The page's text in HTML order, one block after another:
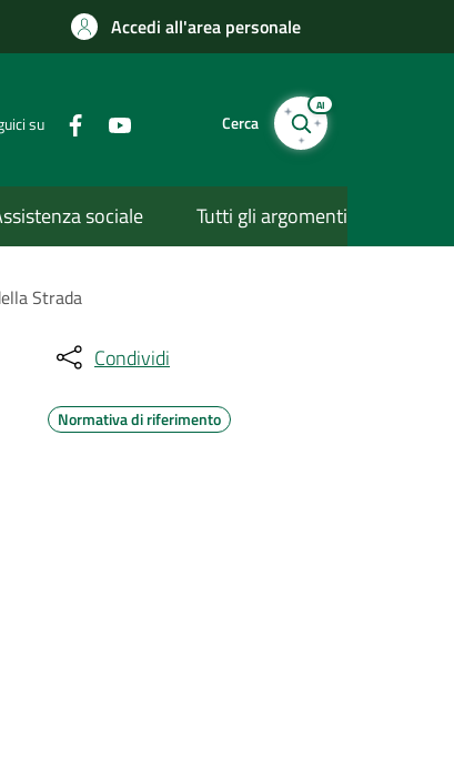
Accedi all'area personale
su Cerca
AI
sociale Tutti gli argomenti
Strada
Condividi
Normativa di riferimento